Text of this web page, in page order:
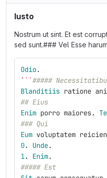
Iusto
Nostrum ut sint. Et est
sed sunt.### Vel Esse
Odio.
` ``#####
Blanditiis ratione
## Eius
Enim porro maiores.
### Qui
Eum voluptatem
0. Unde.
1. Enim.
##### Est